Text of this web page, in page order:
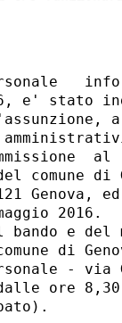
e' stato
a
al
comune
Genova,
2016.
bando e del
di
-
ore